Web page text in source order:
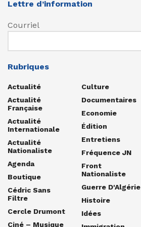
Lettre d’information
Courriel
Rubriques
Actualité
Actualité
Française
Actualité
Internationale
Actualité
Nationaliste
Agenda
Boutique
Cédric Sans
Filtre
Cercle Drumont
Ciné – Musique
Culture
Documentaires
Economie
Édition
Entretiens
Fréquence JN
Front
Nationaliste
Guerre D'Algérie
Histoire
Idées